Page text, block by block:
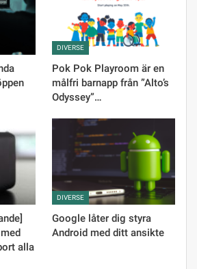
DIVERSE
Pok Pok Playroom är en
målfri barnapp från ”Alto’s
Odyssey”…
alla
DIVERSE
Google låter dig styra
Android med ditt ansikte